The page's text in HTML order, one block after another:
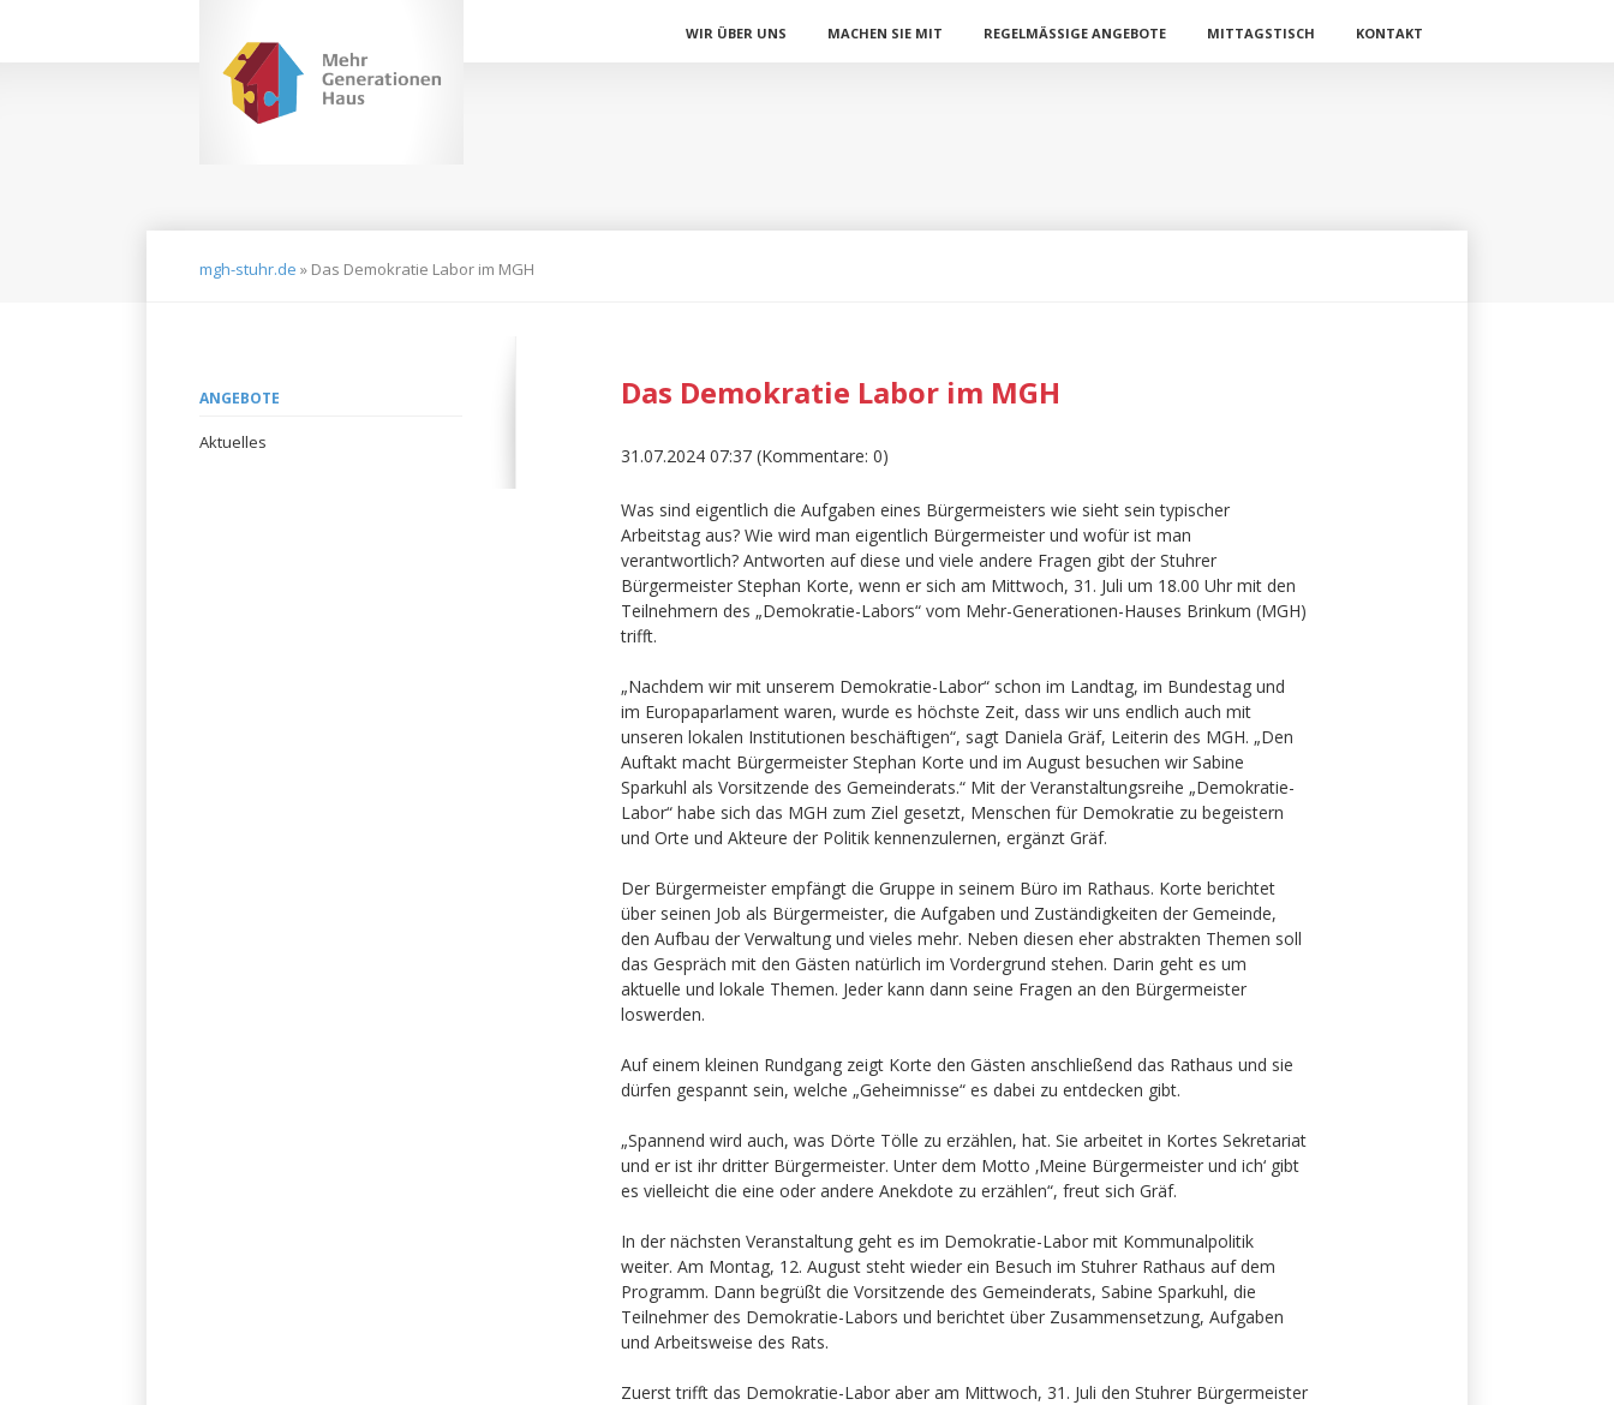
überspringen
WIR ÜBER UNS MACHEN SIE MIT REGELMÄSSIGE ANGEBOTE MITTAGSTISCH KONTAKT
Navigation
überspringen
mgh-stuhr.de » Das Demokratie Labor im MGH
Navigation
ANGEBOTE
Aktuelles
Das Demokratie Labor im MGH
31.07.2024 07:37 (Kommentare: 0)
Was sind eigentlich die Aufgaben eines Bürgermeisters wie sieht sein typischer
Arbeitstag aus? Wie wird man eigentlich Bürgermeister und wofür ist man
verantwortlich? Antworten auf diese und viele andere Fragen gibt der Stuhrer
Bürgermeister Stephan Korte, wenn er sich am Mittwoch, 31. Juli um 18.00 Uhr mit den
Teilnehmern des „Demokratie-Labors“ vom Mehr-Generationen-Hauses Brinkum (MGH)
trifft.
„Nachdem wir mit unserem Demokratie-Labor“ schon im Landtag, im Bundestag und
im Europaparlament waren, wurde es höchste Zeit, dass wir uns endlich auch mit
unseren lokalen Institutionen beschäftigen“, sagt Daniela Gräf, Leiterin des MGH. „Den
Auftakt macht Bürgermeister Stephan Korte und im August besuchen wir Sabine
Sparkuhl als Vorsitzende des Gemeinderats.“ Mit der Veranstaltungsreihe „Demokratie-
Labor“ habe sich das MGH zum Ziel gesetzt, Menschen für Demokratie zu begeistern
und Orte und Akteure der Politik kennenzulernen, ergänzt Gräf.
Der Bürgermeister empfängt die Gruppe in seinem Büro im Rathaus. Korte berichtet
über seinen Job als Bürgermeister, die Aufgaben und Zuständigkeiten der Gemeinde,
den Aufbau der Verwaltung und vieles mehr. Neben diesen eher abstrakten Themen soll
das Gespräch mit den Gästen natürlich im Vordergrund stehen. Darin geht es um
aktuelle und lokale Themen. Jeder kann dann seine Fragen an den Bürgermeister
loswerden.
Auf einem kleinen Rundgang zeigt Korte den Gästen anschließend das Rathaus und sie
dürfen gespannt sein, welche „Geheimnisse“ es dabei zu entdecken gibt.
„Spannend wird auch, was Dörte Tölle zu erzählen, hat. Sie arbeitet in Kortes Sekretariat
und er ist ihr dritter Bürgermeister. Unter dem Motto ‚Meine Bürgermeister und ich‘ gibt
es vielleicht die eine oder andere Anekdote zu erzählen“, freut sich Gräf.
In der nächsten Veranstaltung geht es im Demokratie-Labor mit Kommunalpolitik
weiter. Am Montag, 12. August steht wieder ein Besuch im Stuhrer Rathaus auf dem
Programm. Dann begrüßt die Vorsitzende des Gemeinderats, Sabine Sparkuhl, die
Teilnehmer des Demokratie-Labors und berichtet über Zusammensetzung, Aufgaben
und Arbeitsweise des Rats.
Zuerst trifft das Demokratie-Labor aber am Mittwoch, 31. Juli den Stuhrer Bürgermeister